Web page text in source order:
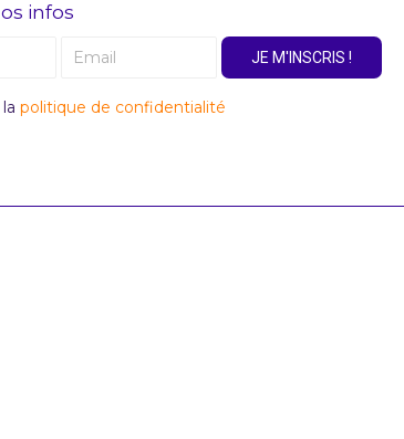
infos
JE M'INSCRIS !
lapolitique de confidentialité